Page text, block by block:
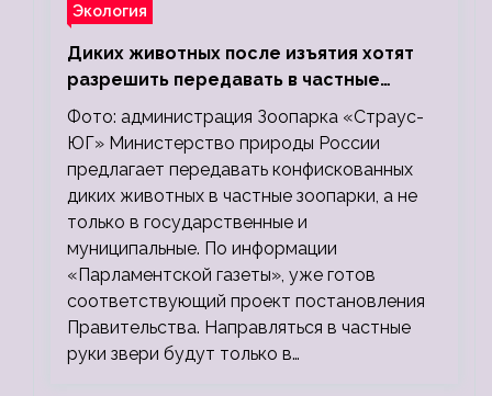
Экология
Диких животных после изъятия хотят
разрешить передавать в частные
зоопарки
Фото: администрация Зоопарка «Страус-
ЮГ» Министерство природы России
предлагает передавать конфискованных
диких животных в частные зоопарки, а не
только в государственные и
муниципальные. По информации
«Парламентской газеты», уже готов
соответствующий проект постановления
Правительства. Направляться в частные
руки звери будут только в…